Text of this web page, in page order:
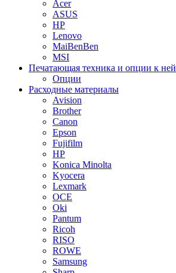
Acer
ASUS
HP
Lenovo
MaiBenBen
MSI
Печатающая техника и опции к ней
Опции
Расходные материалы
Avision
Brother
Canon
Epson
Fujifilm
HP
Konica Minolta
Kyocera
Lexmark
OCE
Oki
Pantum
Ricoh
RISO
ROWE
Samsung